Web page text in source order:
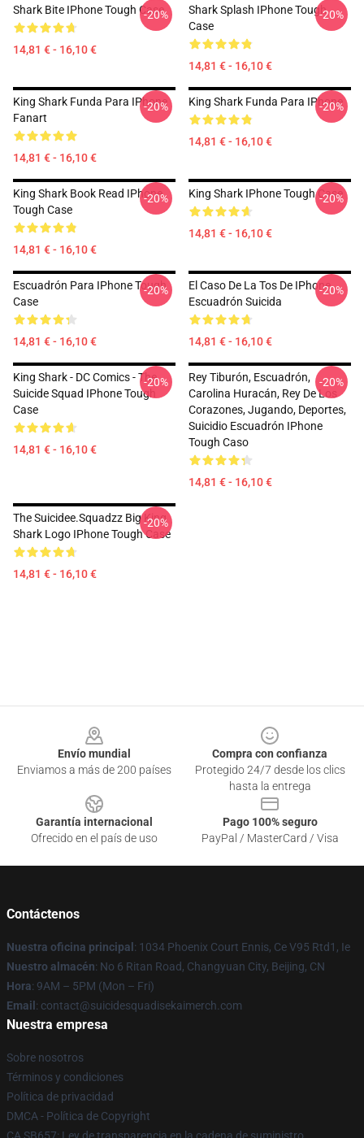
Shark Bite IPhone Tough Case
14,81 € - 16,10 €
-20%
Shark Splash IPhone Tough
Case
14,81 € - 16,10 €
-20%
King Shark Funda Para IPhone
Fanart
14,81 € - 16,10 €
-20% King Shark Funda Para IPhone
14,81 € - 16,10 €
-20%
King Shark Book Read IPhone
Tough Case
14,81 € - 16,10 €
-20% King Shark IPhone Tough Case
14,81 € - 16,10 €
-20%
Escuadrón Para IPhone Tough
Case
14,81 € - 16,10 €
-20%
El Caso De La Tos De IPhone
Escuadrón Suicida
14,81 € - 16,10 €
-20%
King Shark - DC Comics - The
Suicide Squad IPhone Tough
Case
14,81 € - 16,10 €
-20%
Rey Tiburón, Escuadrón,
Carolina Huracán, Rey De Los
Corazones, Jugando, Deportes,
Suicidio Escuadrón IPhone
Tough Caso
14,81 € - 16,10 €
-20%
The Suicidee.Squadzz Big King
Shark Logo IPhone Tough Case
14,81 € - 16,10 €
-20%
Envío mundial
Enviamos a más de 200 países
Compra con confianza
Protegido 24/7 desde los clics
hasta la entrega
Garantía internacional
Ofrecido en el país de uso
Pago 100% seguro
PayPal / MasterCard / Visa
Contáctenos
Nuestra oficina principal : 1034 Phoenix Court Ennis, Ce V95 Rtd1, Ie
Nuestro almacén: No 6 Ritan Road, Changyuan City, Beijing, CN
Hora: 9AM – 5PM (Mon – Fri)
Email : contact@suicidesquadisekaimerch.com
Nuestra empresa
Sobre nosotros
Términos y condiciones
Política de privacidad
DMCA - Política de Copyright